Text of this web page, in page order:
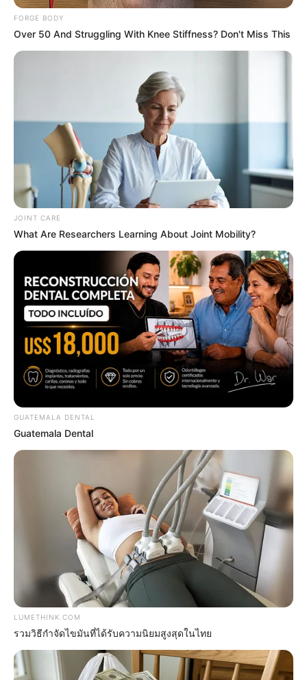
Remember Albert? You Better Sit Down Before You
See Him Today
Men, You Don't Need Viagra If You Do This Once A
MEDVI
How To Get An Erection Even After 60!
FORGE BODY
Over 50 And Struggling With Knee Stiffness? Don't Miss This
JOINT CARE
What Are Researchers Learning About Joint Mobility?
GUATEMALA DENTAL
Guatemala Dental
LUMETHINK.COM
รวมวิธีกำจัดไขมันที่ได้รับความนิยมสูงสุดในไทย